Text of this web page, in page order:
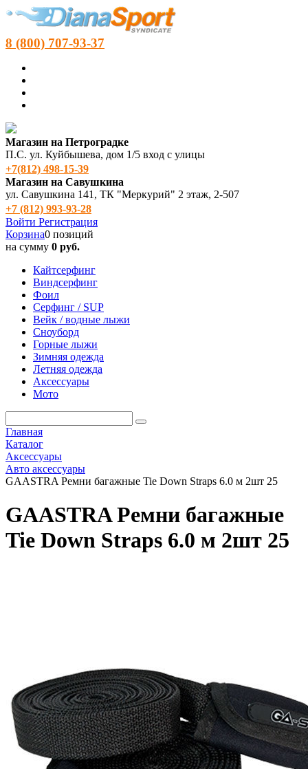
8 (800) 707-93-37
Магазин на Петроградке
П.С. ул. Куйбышева, дом 1/5 вход с улицы
+7(812) 498‑15-39
Магазин на Савушкина
ул. Савушкина 141, ТК "Меркурий" 2 этаж, 2-507
+7 (812) 993-93-28
Войти Регистрация
Корзина0 позиций
на сумму 0 руб.
Кайтсерфинг
Виндсерфинг
Фоил
Серфинг / SUP
Вейк / водные лыжи
Сноуборд
Горные лыжи
Зимняя одежда
Летняя одежда
Аксессуары
Мото
Главная
Каталог
Аксессуары
Авто аксессуары
GAASTRA Ремни багажные Tie Down Straps 6.0 м 2шт 25
GAASTRA Ремни багажные
Tie Down Straps 6.0 м 2шт 25